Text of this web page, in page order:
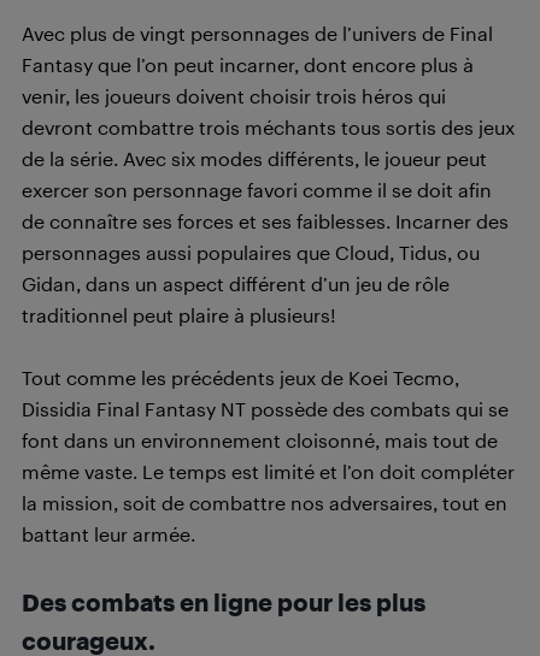
Avec plus de vingt personnages de l’univers de Final
Fantasy que l’on peut incarner, dont encore plus à
venir, les joueurs doivent choisir trois héros qui
devront combattre trois méchants tous sortis des jeux
de la série. Avec six modes différents, le joueur peut
exercer son personnage favori comme il se doit afin
de connaître ses forces et ses faiblesses. Incarner des
personnages aussi populaires que Cloud, Tidus, ou
Gidan, dans un aspect différent d’un jeu de rôle
traditionnel peut plaire à plusieurs!
Tout comme les précédents jeux de Koei Tecmo,
Dissidia Final Fantasy NT possède des combats qui se
font dans un environnement cloisonné, mais tout de
même vaste. Le temps est limité et l’on doit compléter
la mission, soit de combattre nos adversaires, tout en
battant leur armée.
Des combats en ligne pour les plus
courageux.